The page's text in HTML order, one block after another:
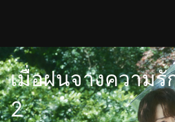
เมื่อฝนจางความ
2